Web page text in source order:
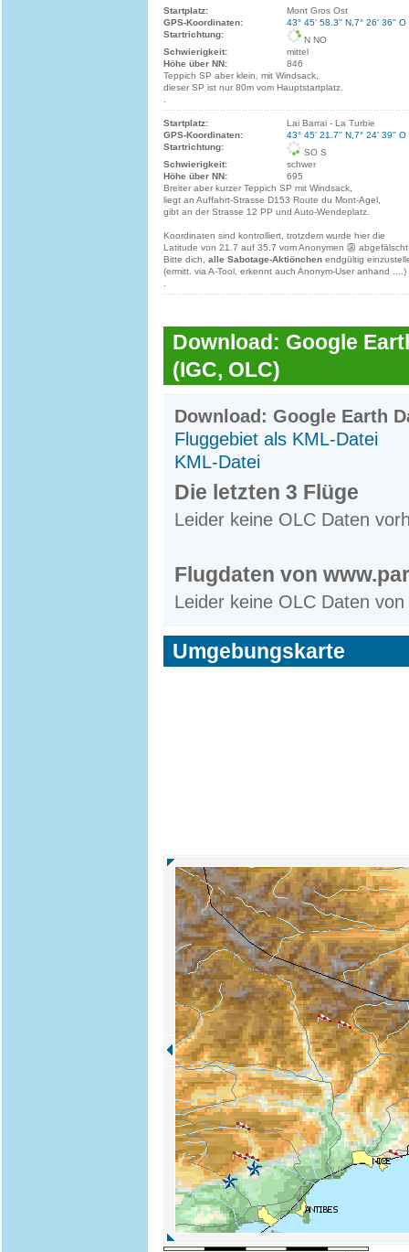
Startplatz:
Mont Gros Ost
GPS-Koordinaten:
43° 45' 58.3'' N,7° 26' 36'' O
Startrichtung:
N NO
Schwierigkeit:
mittel
Höhe über NN:
846
Teppich SP aber klein, mit Windsack,
dieser SP ist nur 80m vom Hauptstartplatz.
Startplatz:
Lai Barrai - La Turbie
GPS-Koordinaten:
43° 45' 21.7'' N,7° 24' 39'' O
Startrichtung:
SO S
Schwierigkeit:
schwer
Höhe über NN:
695
Breiter aber kurzer Teppich SP mit Windsack,
liegt an Auffahrt-Strasse D153 Route du Mont-Agel,
gibt an der Strasse 12 PP und Auto-Wendeplatz.
Koordinaten sind kontrolliert, trotzdem wurde hier die
Latitude von 21.7 auf 35.7 vom Anonymen 👺
Bitte dich, alle Sabotage-Aktiönchen endgültig
(ermitt. via A-Tool, erkennt auch Anonym-User anhand ....)
Download: Google
(IGC, OLC)
Download: Google Earth
Fluggebiet als KML-Datei
KML-Datei
Die letzten 3 Flüge
Leider keine OLC Daten
Flugdaten von
Leider keine OLC Daten
Umgebungskarte